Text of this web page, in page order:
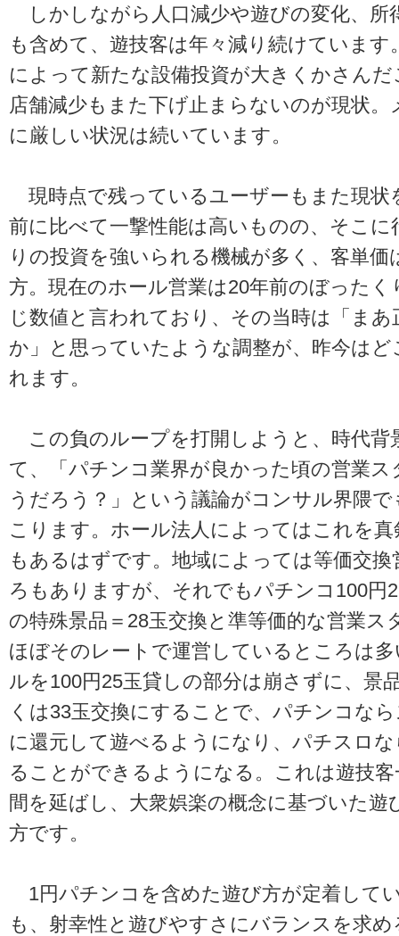
しかしながら人口減少や遊びの変化、所
も含めて、遊技客は年々減り続けています
によって新たな設備投資が大きくかさん
店舗減少もまた下げ止まらないのが現状。
に厳しい状況は続いています。
現時点で残っているユーザーもまた現状
前に比べて一撃性能は高いものの、そこ
りの投資を強いられる機械が多く、客単価
方。現在のホール営業は20年前のぼった
じ数値と言われており、その当時は「ま
か」と思っていたような調整が、昨今は
れます。
この負のループを打開しようと、時代背
て、「パチンコ業界が良かった頃の営業
うだろう？」という議論がコンサル界隈
こります。ホール法人によってはこれを
もあるはずです。地域によっては等価交
ろもありますが、それでもパチンコ100円
の特殊景品＝28玉交換と準等価的な営業ス
ほぼそのレートで運営しているところは
ルを100円25玉貸しの部分は崩さずに、景
くは33玉交換にすることで、パチンコな
に還元して遊べるようになり、パチスロ
ることができるようになる。これは遊技
間を延ばし、大衆娯楽の概念に基づいた遊
方です。
1円パチンコを含めた遊び方が定着して
も、射幸性と遊びやすさにバランスを求